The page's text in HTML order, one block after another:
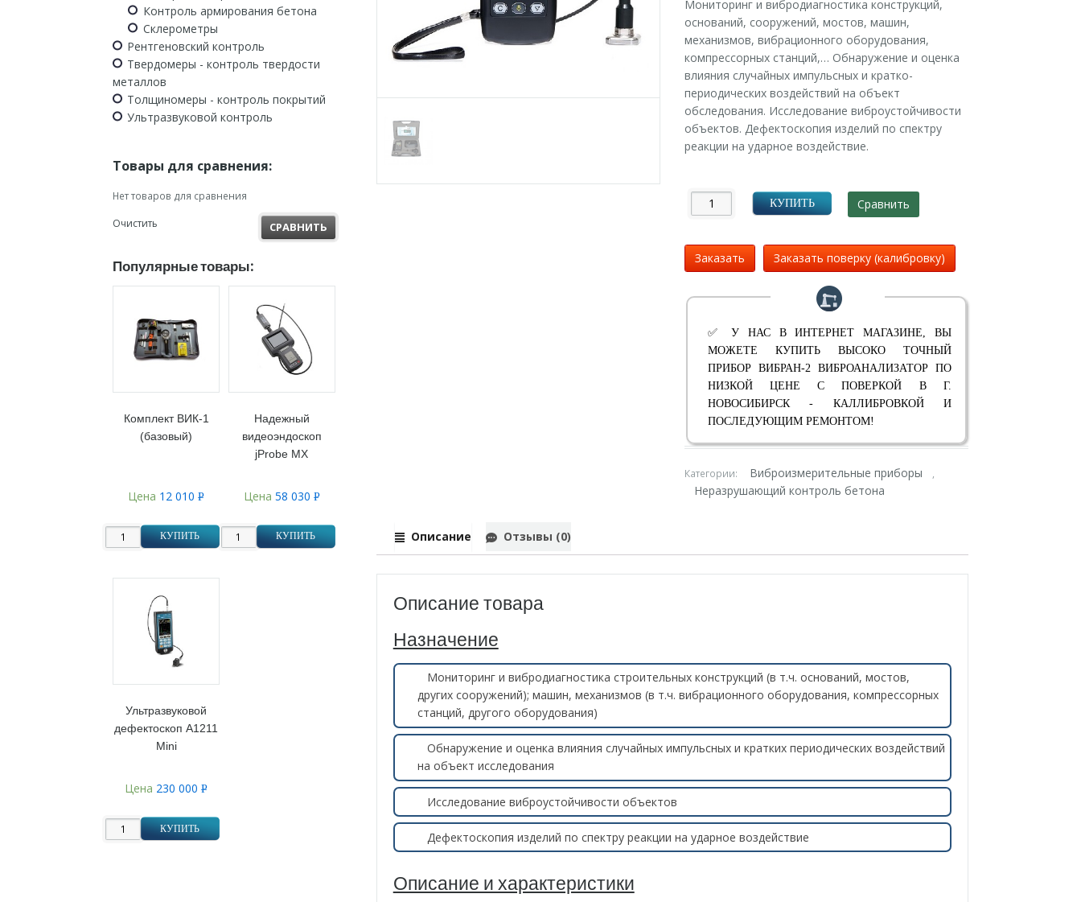
Мониторинг и вибродиагностика конструкций,
оснований, сооружений, мостов, машин,
механизмов, вибрационного оборудования,
компрессорных станций,… Обнаружение и оценка
влияния случайных импульсных и кратко-
периодических воздействий на объект
обследования. Исследование виброустойчивости
объектов. Дефектоскопия изделий по спектру
реакции на ударное воздействие.
КУПИТЬ Сравнить
Заказать Заказать поверку (калибровку)
✅ У НАС В ИНТЕРНЕТ МАГАЗИНЕ, ВЫ
МОЖЕТЕ КУПИТЬ ВЫСОКО ТОЧНЫЙ
ПРИБОР ВИБРАН-2 ВИБРОАНАЛИЗАТОР ПО
НИЗКОЙ ЦЕНЕ С ПОВЕРКОЙ В Г.
НОВОСИБИРСК - КАЛЛИБРОВКОЙ И
ПОСЛЕДУЮЩИМ РЕМОНТОМ!
Категории: Виброизмерительные приборы ,
Неразрушающий контроль бетона
Описание Отзывы (0)
Описание товара
Назначение
Мониторинг и вибродиагностика строительных конструкций (в т.ч. оснований, мостов,
других сооружений); машин, механизмов (в т.ч. вибрационного оборудования, компрессорных
станций, другого оборудования)
Обнаружение и оценка влияния случайных импульсных и кратких периодических воздействий
на объект исследования
Исследование виброустойчивости объектов
Дефектоскопия изделий по спектру реакции на ударное воздействие
Описание и характеристики
Контроль армирования бетона
Склерометры
Рентгеновский контроль
Твердомеры - контроль твердости
металлов
Толщиномеры - контроль покрытий
Ультразвуковой контроль
Товары для сравнения:
Нет товаров для сравнения
Очистить
СРАВНИТЬ
Популярные товары:
Комплект ВИК-1
(базовый)
Цена 12 010Р
КУПИТЬ
Надежный
видеоэндоскоп
jProbe MX
Цена 58 030 Р
КУПИТЬ
Ультразвуковой
дефектоскоп А1211
Mini
Цена 230 000Р
КУПИТЬ